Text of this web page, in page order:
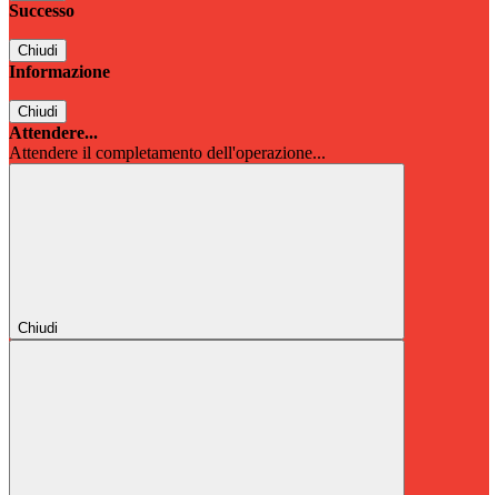
Successo
Chiudi
Informazione
Chiudi
Attendere...
Attendere il completamento dell'operazione...
Chiudi